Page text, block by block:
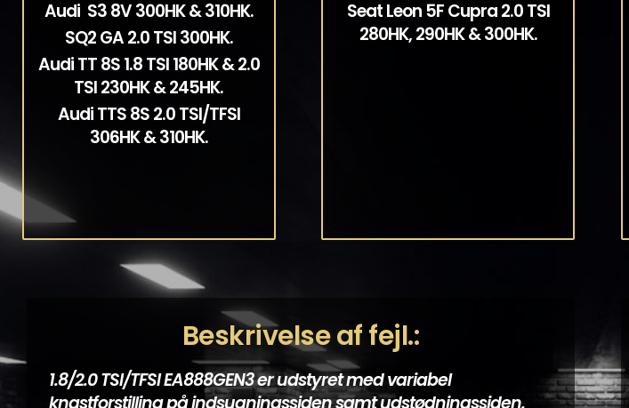
Audi S3 8V 300HK & 310HK.
SQ2 GA 2.0 TSI 300HK.
Audi TT 8S 1.8 TSI 180HK & 2.0
TSI 230HK & 245HK.
Audi TTS 8S 2.0 TSI/TFSI
306HK & 310HK.
Seat Leon 5F Cupra 2.0 TSI
280HK, 290HK & 300HK.
Beskrivelse af fejl.:
1.8/2.0 TSI/TFSI EA888GEN3 er udstyret med variabel